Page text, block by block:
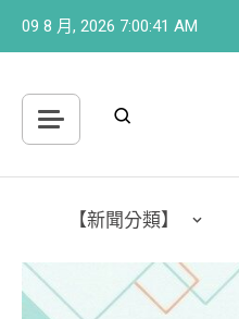
09 8 月, 2026 7:00:43 AM
【新聞分類】